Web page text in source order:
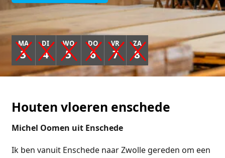
MA
3
DI
4
WO
5
DO
6
VR
7
ZA
8
Houten vloeren enschede
Michel Oomen uit Enschede
Ik ben vanuit Enschede naar Zwolle gereden om een